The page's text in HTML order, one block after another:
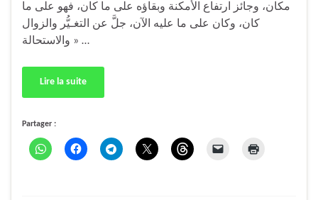
مكان، وجائز ارتفاع الأمكنة وبقاؤه على ما كان، فهو على ما
كان، وكان على ما عليه الآن، جلَّ عن التغـيُّر والزوال
والاستحالة » …
Lire la suite
Partager :